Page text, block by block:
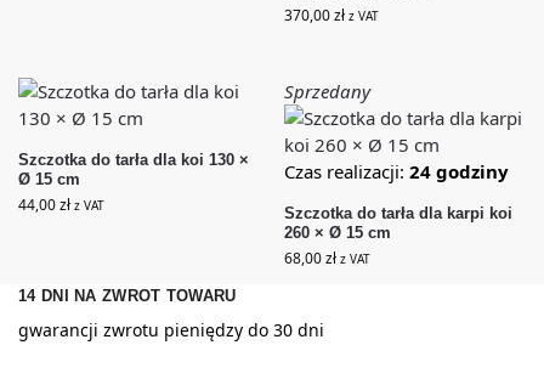
370,00zł z VAT
Szczotka do tarła dla koi 130 ×
Ø 15 cm
44,00zł z VAT
Sprzedany
Czas realizacji: 24 godziny
Szczotka do tarła dla karpi koi
260 × Ø 15 cm
68,00zł z VAT
14 DNI NA ZWROT TOWARU
gwarancji zwrotu pieniędzy do 30 dni